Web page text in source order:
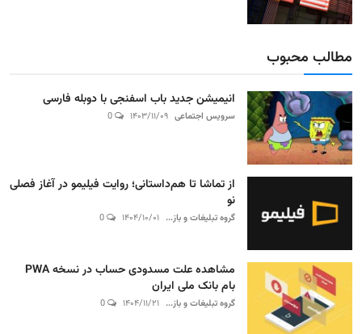
مطالب محبوب
انیمیشن جدید باب اسفنجی با دوبله فارسی
سرویس اجتماعی ۱۴۰۳/۱۱/۰۹
از تماشا تا هم‌داستانی؛ روایت فیلیمو در آغاز فصلی
نو
گروه تبلیغات و باز... ۱۴۰۴/۱۰/۰۱
مشاهده علت مسدودی حساب در نسخه PWA
بام بانک ملی ایران
گروه تبلیغات و باز... ۱۴۰۴/۱۱/۲۱